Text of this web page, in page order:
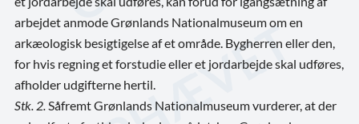
arbejdet anmode Grønlands Nationalmuseum om en
arkæologisk besigtigelse af et område. Bygherren eller den,
for hvis regning et forstudie eller et jordarbejde skal udføres,
afholder udgifterne hertil.
Stk. 2. Såfremt Grønlands Nationalmuseum vurderer, at der